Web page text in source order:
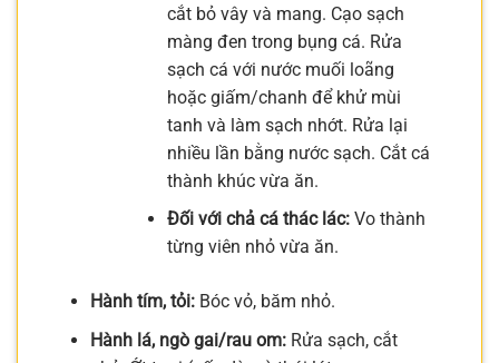
cắt bỏ vây và mang. Cạo sạch
màng đen trong bụng cá. Rửa
sạch cá với nước muối loãng
hoặc giấm/chanh để khử mùi
tanh và làm sạch nhớt. Rửa lại
nhiều lần bằng nước sạch. Cắt cá
thành khúc vừa ăn.
Đối với chả cá thác lác:Vo thành
từng viên nhỏ vừa ăn.
Hành tím, tỏi:Bóc vỏ, băm nhỏ.
Hành lá, ngò gai/rau om:Rửa sạch, cắt